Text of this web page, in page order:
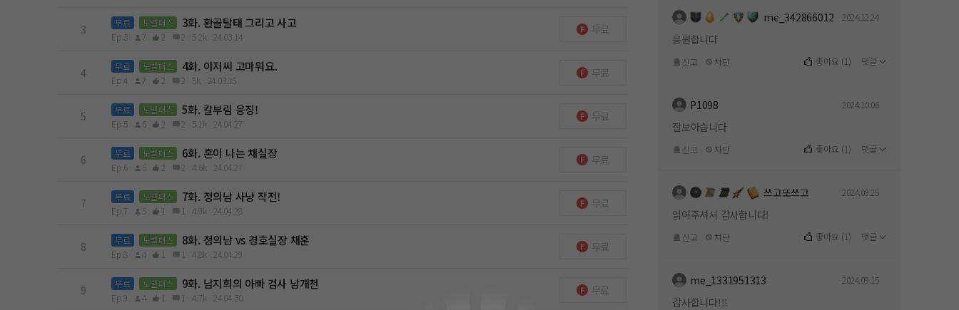
3 무료 노벨패스 3화. 환골탈태 그리고 사고
Ep.3 7 2 2 5.2k 24.03.14
무료
4 무료 노벨패스 4화. 아저씨 고마워요.
Ep.4 7 2 2 5k 24.03.15
무료
5 무료 노벨패스 5화. 칼부림 응징!
Ep.5 6 2 2 5.1k 24.04.27
무료
6 무료 노벨패스 6화. 혼이 나는 채실장
Ep.6 5 2 2 4.6k 24.04.27
무료
7 무료 노벨패스 7화. 정의남 사냥 작전!
Ep.7 5 1 1 4.9k 24.04.28
무료
8 무료 노벨패스 8화. 정의남 vs 경호실장 채훈
Ep.8 4 1 1 4.8k 24.04.29
무료
9 무료 노벨패스 9화. 남지희의 아빠 검사 남개천
Ep.9 4 1 1 4.7k 24.04.30
무료
me_342866012 2024.12.24
응원합니다
신고 차단 좋아요 (1) 댓글
P1098 2024.10.06
잘보아습니다
신고 차단 좋아요 (1) 댓글
쓰고또쓰고 2024.09.25
읽어주셔서 감사합니다!
신고 차단 좋아요 (1) 댓글
me_1331951313 2024.09.15
감사합니다!!!